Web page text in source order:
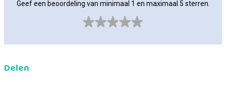
Geef een beoordeling van minimaal 1 en maximaal 5 sterren.
Delen